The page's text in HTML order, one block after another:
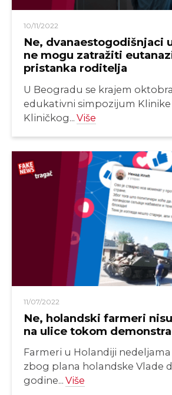
10/11/2022
Ne, dvanaestogodišnjaci
ne mogu zatražiti
pristanka roditelja
U Beogradu se krajem
edukativni simpozijum
Kliničkog... Više
11/07/2022
Ne, holandski farmeri
na ulice tokom
Farmeri u Holandiji
zbog plana holandske Vlade
godine... Više